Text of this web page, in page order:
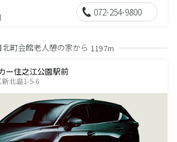
072-254-9800
町会館老人憩の家から 1197m
ー住之江公園駅前
北島1-5-6